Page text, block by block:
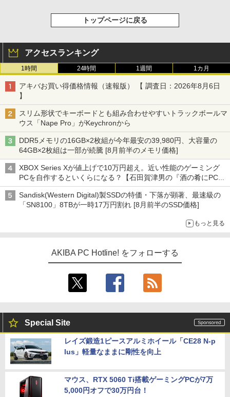
トップページに戻る
アクセスランキング
1時間 24時間 1週間 1カ月
アキバお買い得価格情報（速報版） 【 調査日：2026年8月6日
】
スリム形状でキーボードとも組み合わせやすいトラックボールマ
ウス「Nape Pro」がKeychronから
DDR5メモリの16GB×2枚組が今年最安の39,980円、大容量の
64GB×2枚組は一部が続騰 [8月前半のメモリ価格]
XBOX Series Xが値上げで10万円超え。近い性能のゲーミング
PCを自作するといくらになる？【石田賀津男の『酒の肴にPCゲ
ーム』】
Sandisk(Western Digital)製SSDの特価・下落が顕著、最速級の
「SN8100」8TBが一時17万円割れ [8月前半のSSD価格]
もっと見る
AKIBA PC Hotline! をフォローする
Special Site
レイズ鍛造1ピースアルミホイール「CE28 N-p
lus」軽量なままに剛性を向上
マウス、RTX 5060 Ti搭載ゲーミングPCが7万
5,000円オフで30万円台！